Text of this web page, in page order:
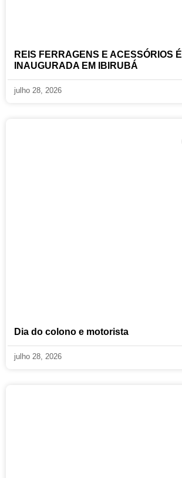
REIS FERRAGENS E ACESSÓRIOS É
INAUGURADA EM IBIRUBÁ
julho 28, 2026
Dia do colono e motorista
julho 28, 2026